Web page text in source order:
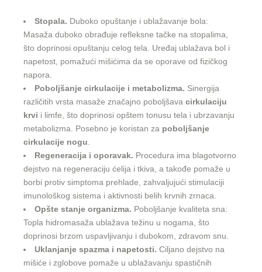
Stopala. Duboko opuštanje i ublažavanje bola:
Masaža duboko obrađuje refleksne tačke na stopalima,
što doprinosi opuštanju celog tela. Uređaj ublažava bol i
napetost, pomažući mišićima da se oporave od fizičkog
napora.
Poboljšanje cirkulacije i metabolizma. Sinergija
različitih vrsta masaže značajno poboljšavacirkulaciju
krvi i limfe, što doprinosi opštem tonusu tela i ubrzavanju
metabolizma. Posebno je koristan za poboljšanje
cirkulacije nogu
Regeneracija i oporavak. Procedura ima blagotvorno
dejstvo na regeneraciju ćelija i tkiva, a takođe pomaže u
borbi protiv simptoma prehlade, zahvaljujući stimulaciji
imunološkog sistema i aktivnosti belih krvnih zrnaca.
Opšte stanje organizma. Poboljšanje kvaliteta sna:
Topla hidromasaža ublažava težinu u nogama, što
doprinosi brzom uspavljivanju i dubokom, zdravom snu.
Uklanjanje spazma i napetosti. Ciljano dejstvo na
mišiće i zglobove pomaže u ublažavanju spastičnih